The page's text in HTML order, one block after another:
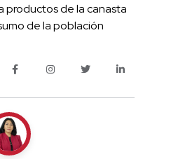
productos de la canasta
de la población